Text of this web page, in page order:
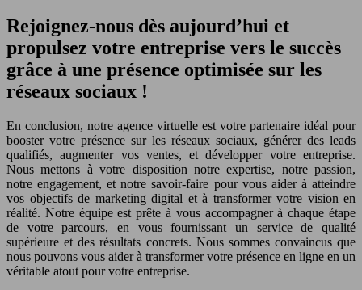
Rejoignez-nous dès aujourd’hui et
propulsez votre entreprise vers le succès
grâce à une présence optimisée sur les
réseaux sociaux !
En conclusion, notre agence virtuelle est votre partenaire idéal pour
booster votre présence sur les réseaux sociaux, générer des leads
qualifiés, augmenter vos ventes, et développer votre entreprise.
Nous mettons à votre disposition notre expertise, notre passion,
notre engagement, et notre savoir-faire pour vous aider à atteindre
vos objectifs de marketing digital et à transformer votre vision en
réalité. Notre équipe est prête à vous accompagner à chaque étape
de votre parcours, en vous fournissant un service de qualité
supérieure et des résultats concrets. Nous sommes convaincus que
nous pouvons vous aider à transformer votre présence en ligne en un
véritable atout pour votre entreprise.